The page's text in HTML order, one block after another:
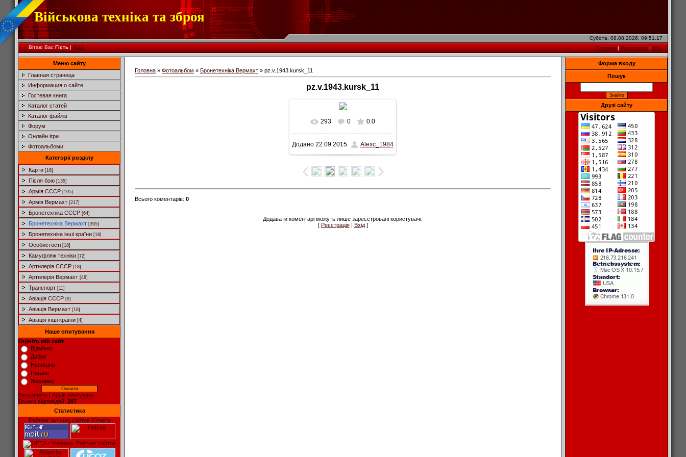
Військова техніка та зброя
Субота, 08.08.2026, 09.51.17
Вітаю Вас Гість|RSS Головна|Реєстрація|Вхід
Меню сайту
Главная страница
Информация о сайте
Гостевая книга
Каталог статей
Каталог файлів
Форум
Онлайн ігри
Фотоальбоми
Категорії розділу
Карти [16]
Після бою [135]
Армія СССР [195]
Армія Вермахт [217]
Бронетехніка СССР [64]
Бронетехніка Вермахт [395]
Бронетехніка інші країни [18]
Особистості [18]
Камуфляж техніки [72]
Артилерія СССР [18]
Артилерія Вермахт [48]
Транспорт [11]
Авіація СССР [9]
Авіація Вермахт [18]
Авіація інші країни [4]
Наше опитування
Оцініть мій сайт
Відмінно
Добре
Непогано
Погано
Жахливо
Результати | Архів опитувань
Всього відповідей: 207
Статистика
Рейтинг лучших сайтов РУнета
Головна » Фотоальбом » Бронетехніка Вермахт » pz.v.1943.kursk_11
pz.v.1943.kursk_11
У реальному розмірі
553x345/ 83.8Kb
293 0 0.0
Додано 22.09.2015 Alexc_1984
Всього коментарів: 0
Додавати коментарі можуть лише зареєстровані користувачі.
[ Реєстрація| Вхід]
Форма входу
Пошук
Друзі сайту